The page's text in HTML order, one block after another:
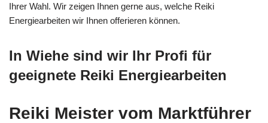
Ihrer Wahl. Wir zeigen Ihnen gerne aus, welche Reiki
Energiearbeiten wir Ihnen offerieren können.
In Wiehe sind wir Ihr Profi für
geeignete Reiki Energiearbeiten
Reiki Meister vom Marktführer